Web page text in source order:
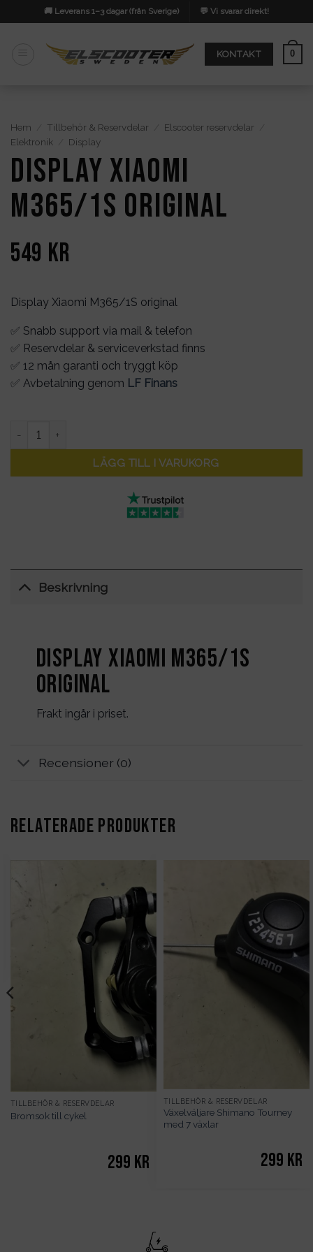
to
🚚 Leverans 1–3 dagar (från Sverige) 💬 Vi svarar direkt!
KONTAKT 0
Hem Tillbehör & Reservdelar Elscooter reservdelar
Elektronik
Display
Display Xiaomi
M365/1S original
549 kr
Display Xiaomi M365/1S original
✅ Snabb support via mail & telefon
✅ Reservdelar & serviceverkstad finns
✅ 12 mån garanti och tryggt köp
✅ Avbetalning genom LF Finans
Display Xiaomi M365/1S original mängd
LÄGG TILL I VARUKORG
Beskrivning
Display Xiaomi M365/1S
original
Frakt ingår i priset.
Recensioner (0)
RELATERADE PRODUKTER
TILLBEHÖR & RESERVDELAR
Bromsok till cykel
299 kr
TILLBEHÖR & RESERVDELAR
Växelväljare Shimano Tourney
med 7 växlar
299 kr